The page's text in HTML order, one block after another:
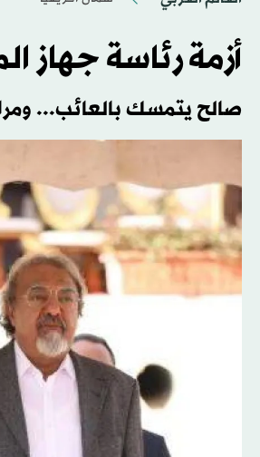
أزمة رئاسة جهاز
صالح يتمسك بالعائب...